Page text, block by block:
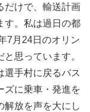
だけで、輸送計画
す。私は過日の都
7月24日のオリン
思っています。
選手村に戻るバス
ズに乗車・発進を
解放を声を大にし